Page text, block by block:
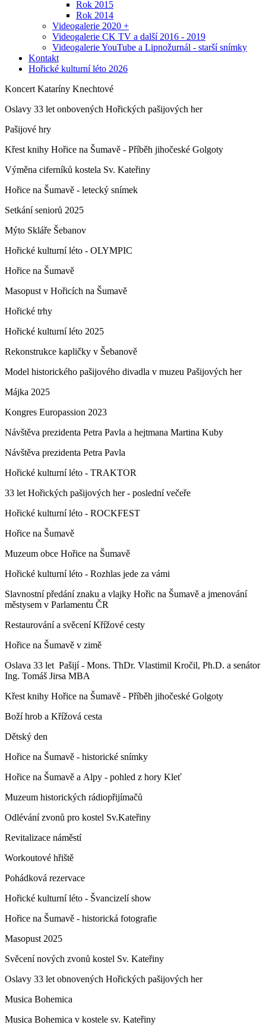
Rok 2015
Rok 2014
Videogalerie 2020 +
Videogalerie CK TV a další 2016 - 2019
Videogalerie YouTube a Lipnožurnál - starší snímky
Kontakt
Hořické kulturní léto 2026
Koncert Kataríny Knechtové
Oslavy 33 let onbovených Hořických pašijových her
Pašijové hry
Křest knihy Hořice na Šumavě - Příběh jihočeské Golgoty
Výměna ciferníků kostela Sv. Kateřiny
Hořice na Šumavě - letecký snímek
Setkání seniorů 2025
Mýto Skláře Šebanov
Hořické kulturní léto - OLYMPIC
Hořice na Šumavě
Masopust v Hořicích na Šumavě
Hořické trhy
Hořické kulturní léto 2025
Rekonstrukce kapličky v Šebanově
Model historického pašijového divadla v muzeu Pašijových her
Májka 2025
Kongres Europassion 2023
Návštěva prezidenta Petra Pavla a hejtmana Martina Kuby
Návštěva prezidenta Petra Pavla
Hořické kulturní léto - TRAKTOR
33 let Hořických pašijových her - poslední večeře
Hořické kulturní léto - ROCKFEST
Hořice na Šumavě
Muzeum obce Hořice na Šumavě
Hořické kulturní léto - Rozhlas jede za vámi
Slavnostní předání znaku a vlajky Hořic na Šumavě a jmenování
městysem v Parlamentu ČR
Restaurování a svěcení Křížové cesty
Hořice na Šumavě v zimě
Oslava 33 let Pašijí - Mons. ThDr. Vlastimil Kročil, Ph.D. a senátor
Ing. Tomáš Jirsa MBA
Křest knihy Hořice na Šumavě - Příběh jihočeské Golgoty
Boží hrob a Křížová cesta
Dětský den
Hořice na Šumavě - historické snímky
Hořice na Šumavě a Alpy - pohled z hory Kleť
Muzeum historických rádiopřijímačů
Odlévání zvonů pro kostel Sv.Kateřiny
Revitalizace náměstí
Workoutové hřiště
Pohádková rezervace
Hořické kulturní léto - Švancizelí show
Hořice na Šumavě - historická fotografie
Masopust 2025
Svěcení nových zvonů kostel Sv. Kateřiny
Oslavy 33 let obnovených Hořických pašijových her
Musica Bohemica
Musica Bohemica v kostele sv. Kateřiny